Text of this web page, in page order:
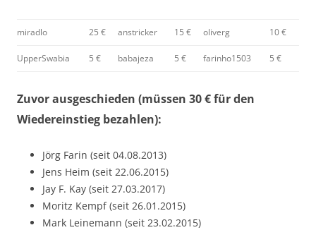
miradlo 25 € anstricker 15 € oliverg 10 €
UpperSwabia 5 € babajeza 5 € farinho1503 5 €
Zuvor ausgeschieden (müssen 30 € für den
Wiedereinstieg bezahlen):
Jörg Farin (seit 04.08.2013)
Jens Heim (seit 22.06.2015)
Jay F. Kay (seit 27.03.2017)
Moritz Kempf (seit 26.01.2015)
Mark Leinemann (seit 23.02.2015)